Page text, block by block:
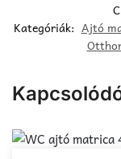
Kategóriák: Ajtó